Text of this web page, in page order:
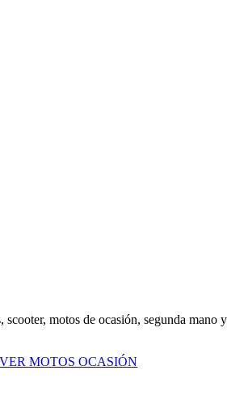
motos de ocasión, segunda
VER MOTOS OCASIÓN